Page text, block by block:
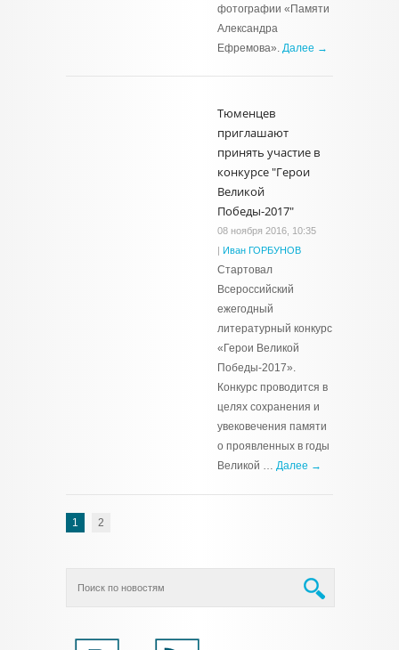
фотографии «Памяти
Александра
Ефремова». Далее →
Тюменцев
приглашают
принять участие в
конкурсе "Герои
Великой
Победы-2017"
08 ноября 2016, 10:35
| Иван ГОРБУНОВ
Стартовал
Всероссийский
ежегодный
литературный конкурс
«Герои Великой
Победы-2017».
Конкурс проводится в
целях сохранения и
увековечения памяти
о проявленных в годы
Великой … Далее →
1 2